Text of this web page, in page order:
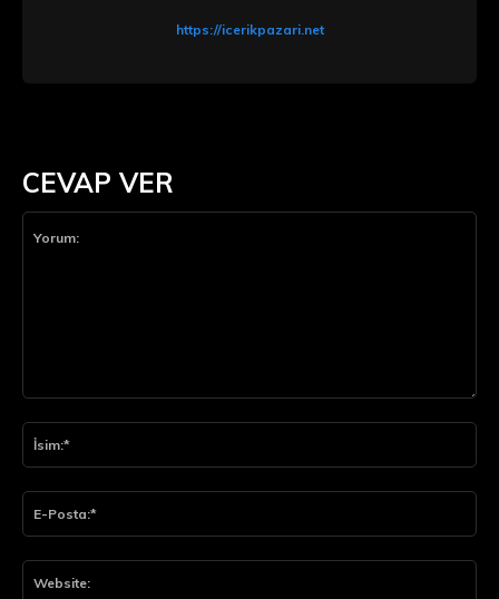
CEVAP VER
https://icerikpazari.net